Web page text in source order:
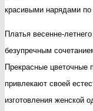
красивыми нарядами
Платья весенне-
безупречным
Прекрасные цветочные
привлекают своей
изготовления женской